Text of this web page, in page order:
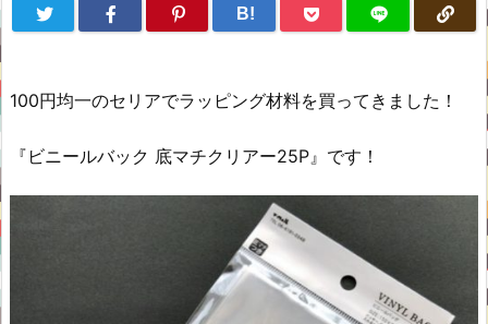
B!
100円均一のセリアでラッピング材料を買ってきました！
『ビニールバック 底マチクリアー25P』です！